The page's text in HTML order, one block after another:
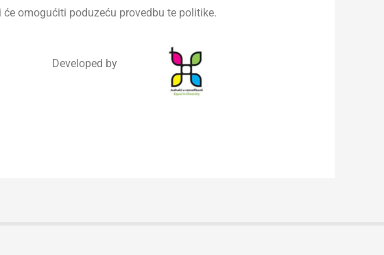
omogućiti poduzeću provedbu te politike.
Developed by